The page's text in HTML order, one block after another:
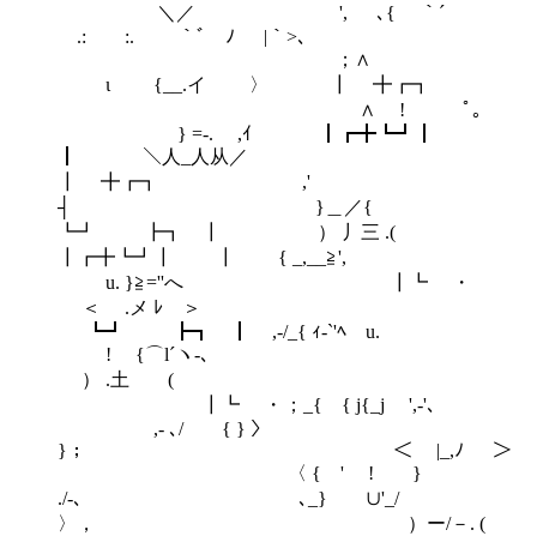
＼／ ', ､{ ｀´
.: :. ｀ﾞ ﾉ |｀>､
；∧ ゝ
ι {__.イ 〉 ┃ ╋┏┓
∧ ! ﾟ｡
} =‐. ,ｲ ┃┏╋┗┛┃
┃ ＼人_人从／
┃ ╋┏┓ ,' ゝ
┤ }＿／{
┗┛ ┣┓ ┃ ） 丿三 .(
┃┏╋┗┛┃ ┃ { _,__≧',
u. }≧=''へ ┃┗ ・
＜ .メ ﾚ ＞
┗┛ ┣┓ ┃ ,-/_{ ｨ‐`'ﾍ u.
! {⌒l´ヽ‐､
） .土 (
┃┗ ・ ；_{ { j{_j ',‐'､
,‐ ､/ { } 〉
}； ＜ |_,ﾉ ＞
〈 {ゝ' ! }
./-､ ゝ､_} ∪'_/
〉， ）ー/－. (